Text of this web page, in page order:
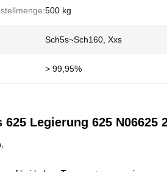
500 kg
Sch5s~Sch160, Xxs
> 99,95%
Legierung 625 N06625